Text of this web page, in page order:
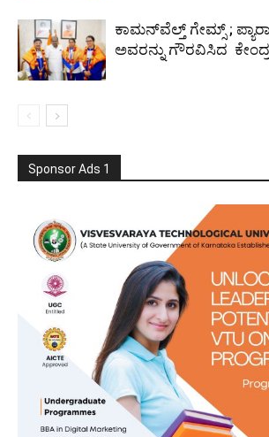
ಕಾಮನ್‌ವೆಲ್ತ್ ಗೇಮ್ಸ್‌ ;
ಅವರನ್ನು ಗೌರವಿಸಿದ
Sponsor Ads 1